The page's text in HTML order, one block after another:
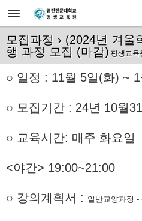
모집과정 › (2024년 겨울
행 과정 모집 (마감) 평생교육
○ 일정 : 11월 5일(화) ~
○ 모집기간 : 24년 10월
○ 교육시간: 매주 화요일
<야간> 19:00~21:00
○ 강의계획서 : 일반교양과정